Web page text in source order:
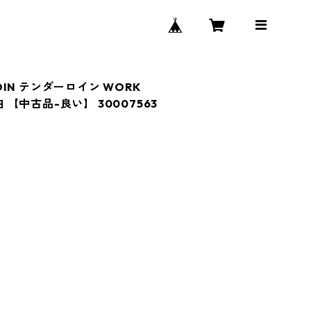
テンダーロイン WORK
【中古品-良い】 30007563